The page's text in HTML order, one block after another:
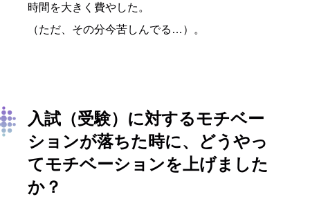
時間を大きく費やした。
（ただ、その分今苦しんでる…）。
入試（受験）に対するモチベー
ションが落ちた時に、どうやっ
てモチベーションを上げました
か？